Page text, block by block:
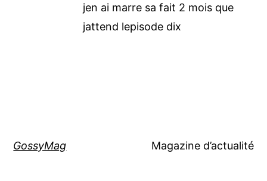
jen ai marre sa fait 2 mois que
jattend lepisode dix
GossyMag Magazine d’actualité